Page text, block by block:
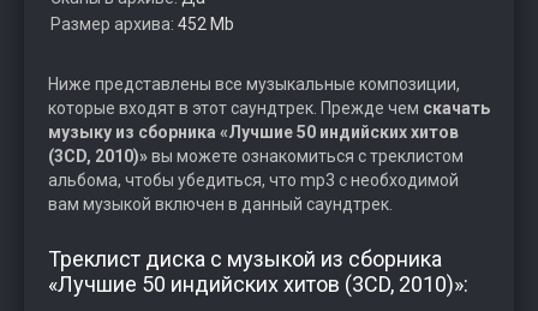
Размер архива: 452 Mb
Ниже представлены все музыкальные композиции,
которые входят в этот саундтрек. Прежде чем скачать
музыку из сборника «Лучшие 50 индийских хитов
(3CD, 2010)»вы можете ознакомиться с треклистом
альбома, чтобы убедиться, что mp3 с необходимой
вам музыкой включен в данный саундтрек.
Треклист диска с музыкой из сборника
«Лучшие 50 индийских хитов (3CD, 2010)»: